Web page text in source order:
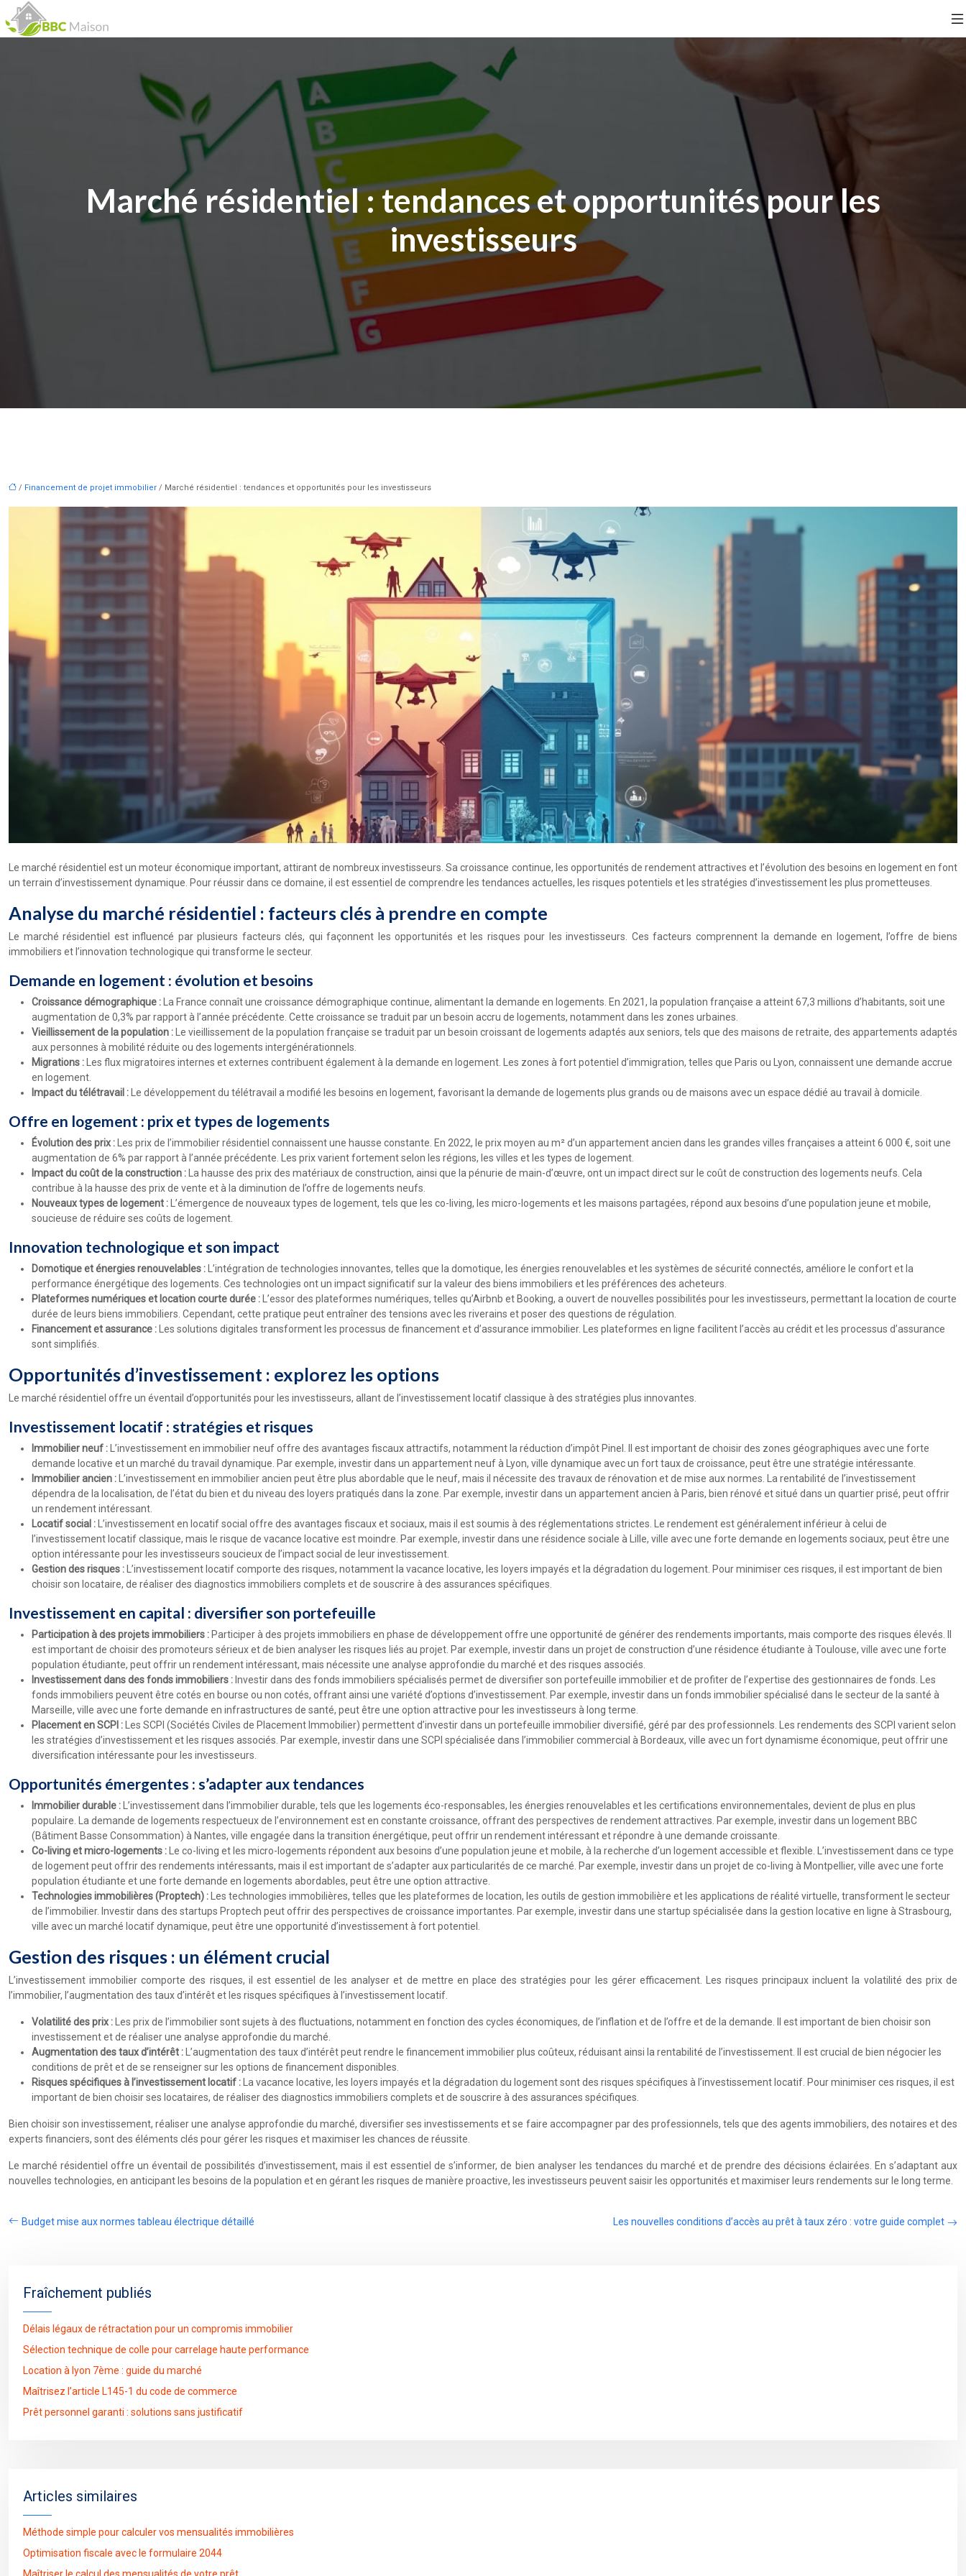
Marché résidentiel : tendances et opportunités pour les
investisseurs
/ Financement de projet immobilier / Marché résidentiel : tendances et opportunités pour les investisseurs
Le marché résidentiel est un moteur économique important, attirant de nombreux investisseurs. Sa croissance continue, les opportunités de rendement attractives et l’évolution des besoins en logement en font
un terrain d’investissement dynamique. Pour réussir dans ce domaine, il est essentiel de comprendre les tendances actuelles, les risques potentiels et les stratégies d’investissement les plus prometteuses.
Analyse du marché résidentiel : facteurs clés à prendre en compte
Le marché résidentiel est influencé par plusieurs facteurs clés, qui façonnent les opportunités et les risques pour les investisseurs. Ces facteurs comprennent la demande en logement, l’offre de biens
immobiliers et l’innovation technologique qui transforme le secteur.
Demande en logement : évolution et besoins
Croissance démographique :La France connaît une croissance démographique continue, alimentant la demande en logements. En 2021, la population française a atteint 67,3 millions d’habitants, soit une
augmentation de 0,3% par rapport à l’année précédente. Cette croissance se traduit par un besoin accru de logements, notamment dans les zones urbaines.
Vieillissement de la population :Le vieillissement de la population française se traduit par un besoin croissant de logements adaptés aux seniors, tels que des maisons de retraite, des appartements adaptés
aux personnes à mobilité réduite ou des logements intergénérationnels.
Migrations :Les flux migratoires internes et externes contribuent également à la demande en logement. Les zones à fort potentiel d’immigration, telles que Paris ou Lyon, connaissent une demande accrue
en logement.
Impact du télétravail :Le développement du télétravail a modifié les besoins en logement, favorisant la demande de logements plus grands ou de maisons avec un espace dédié au travail à domicile.
Offre en logement : prix et types de logements
Évolution des prix :Les prix de l’immobilier résidentiel connaissent une hausse constante. En 2022, le prix moyen au m² d’un appartement ancien dans les grandes villes françaises a atteint 6 000 €, soit une
augmentation de 6% par rapport à l’année précédente. Les prix varient fortement selon les régions, les villes et les types de logement.
Impact du coût de la construction :La hausse des prix des matériaux de construction, ainsi que la pénurie de main-d’œuvre, ont un impact direct sur le coût de construction des logements neufs. Cela
contribue à la hausse des prix de vente et à la diminution de l’offre de logements neufs.
Nouveaux types de logement :L’émergence de nouveaux types de logement, tels que les co-living, les micro-logements et les maisons partagées, répond aux besoins d’une population jeune et mobile,
soucieuse de réduire ses coûts de logement.
Innovation technologique et son impact
Domotique et énergies renouvelables :L’intégration de technologies innovantes, telles que la domotique, les énergies renouvelables et les systèmes de sécurité connectés, améliore le confort et la
performance énergétique des logements. Ces technologies ont un impact significatif sur la valeur des biens immobiliers et les préférences des acheteurs.
Plateformes numériques et location courte durée :L’essor des plateformes numériques, telles qu’Airbnb et Booking, a ouvert de nouvelles possibilités pour les investisseurs, permettant la location de courte
durée de leurs biens immobiliers. Cependant, cette pratique peut entraîner des tensions avec les riverains et poser des questions de régulation.
Financement et assurance :Les solutions digitales transforment les processus de financement et d’assurance immobilier. Les plateformes en ligne facilitent l’accès au crédit et les processus d’assurance
sont simplifiés.
Opportunités d’investissement : explorez les options
Le marché résidentiel offre un éventail d’opportunités pour les investisseurs, allant de l’investissement locatif classique à des stratégies plus innovantes.
Investissement locatif : stratégies et risques
Immobilier neuf :L’investissement en immobilier neuf offre des avantages fiscaux attractifs, notamment la réduction d’impôt Pinel. Il est important de choisir des zones géographiques avec une forte
demande locative et un marché du travail dynamique. Par exemple, investir dans un appartement neuf à Lyon, ville dynamique avec un fort taux de croissance, peut être une stratégie intéressante.
Immobilier ancien :L’investissement en immobilier ancien peut être plus abordable que le neuf, mais il nécessite des travaux de rénovation et de mise aux normes. La rentabilité de l’investissement
dépendra de la localisation, de l’état du bien et du niveau des loyers pratiqués dans la zone. Par exemple, investir dans un appartement ancien à Paris, bien rénové et situé dans un quartier prisé, peut offrir
un rendement intéressant.
Locatif social :L’investissement en locatif social offre des avantages fiscaux et sociaux, mais il est soumis à des réglementations strictes. Le rendement est généralement inférieur à celui de
l’investissement locatif classique, mais le risque de vacance locative est moindre. Par exemple, investir dans une résidence sociale à Lille, ville avec une forte demande en logements sociaux, peut être une
option intéressante pour les investisseurs soucieux de l’impact social de leur investissement.
Gestion des risques :L’investissement locatif comporte des risques, notamment la vacance locative, les loyers impayés et la dégradation du logement. Pour minimiser ces risques, il est important de bien
choisir son locataire, de réaliser des diagnostics immobiliers complets et de souscrire à des assurances spécifiques.
Investissement en capital : diversifier son portefeuille
Participation à des projets immobiliers :Participer à des projets immobiliers en phase de développement offre une opportunité de générer des rendements importants, mais comporte des risques élevés. Il
est important de choisir des promoteurs sérieux et de bien analyser les risques liés au projet. Par exemple, investir dans un projet de construction d’une résidence étudiante à Toulouse, ville avec une forte
population étudiante, peut offrir un rendement intéressant, mais nécessite une analyse approfondie du marché et des risques associés.
Investissement dans des fonds immobiliers :Investir dans des fonds immobiliers spécialisés permet de diversifier son portefeuille immobilier et de profiter de l’expertise des gestionnaires de fonds. Les
fonds immobiliers peuvent être cotés en bourse ou non cotés, offrant ainsi une variété d’options d’investissement. Par exemple, investir dans un fonds immobilier spécialisé dans le secteur de la santé à
Marseille, ville avec une forte demande en infrastructures de santé, peut être une option attractive pour les investisseurs à long terme.
Placement en SCPI :Les SCPI (Sociétés Civiles de Placement Immobilier) permettent d’investir dans un portefeuille immobilier diversifié, géré par des professionnels. Les rendements des SCPI varient selon
les stratégies d’investissement et les risques associés. Par exemple, investir dans une SCPI spécialisée dans l’immobilier commercial à Bordeaux, ville avec un fort dynamisme économique, peut offrir une
diversification intéressante pour les investisseurs.
Opportunités émergentes : s’adapter aux tendances
Immobilier durable :L’investissement dans l’immobilier durable, tels que les logements éco-responsables, les énergies renouvelables et les certifications environnementales, devient de plus en plus
populaire. La demande de logements respectueux de l’environnement est en constante croissance, offrant des perspectives de rendement attractives. Par exemple, investir dans un logement BBC
(Bâtiment Basse Consommation) à Nantes, ville engagée dans la transition énergétique, peut offrir un rendement intéressant et répondre à une demande croissante.
Co-living et micro-logements :Le co-living et les micro-logements répondent aux besoins d’une population jeune et mobile, à la recherche d’un logement accessible et flexible. L’investissement dans ce type
de logement peut offrir des rendements intéressants, mais il est important de s’adapter aux particularités de ce marché. Par exemple, investir dans un projet de co-living à Montpellier, ville avec une forte
population étudiante et une forte demande en logements abordables, peut être une option attractive.
Technologies immobilières (Proptech) :Les technologies immobilières, telles que les plateformes de location, les outils de gestion immobilière et les applications de réalité virtuelle, transforment le secteur
de l’immobilier. Investir dans des startups Proptech peut offrir des perspectives de croissance importantes. Par exemple, investir dans une startup spécialisée dans la gestion locative en ligne à Strasbourg,
ville avec un marché locatif dynamique, peut être une opportunité d’investissement à fort potentiel.
Gestion des risques : un élément crucial
L’investissement immobilier comporte des risques, il est essentiel de les analyser et de mettre en place des stratégies pour les gérer efficacement. Les risques principaux incluent la volatilité des prix de
l’immobilier, l’augmentation des taux d’intérêt et les risques spécifiques à l’investissement locatif.
Volatilité des prix :Les prix de l’immobilier sont sujets à des fluctuations, notamment en fonction des cycles économiques, de l’inflation et de l’offre et de la demande. Il est important de bien choisir son
investissement et de réaliser une analyse approfondie du marché.
Augmentation des taux d’intérêt :L’augmentation des taux d’intérêt peut rendre le financement immobilier plus coûteux, réduisant ainsi la rentabilité de l’investissement. Il est crucial de bien négocier les
conditions de prêt et de se renseigner sur les options de financement disponibles.
Risques spécifiques à l’investissement locatif :La vacance locative, les loyers impayés et la dégradation du logement sont des risques spécifiques à l’investissement locatif. Pour minimiser ces risques, il est
important de bien choisir ses locataires, de réaliser des diagnostics immobiliers complets et de souscrire à des assurances spécifiques.
Bien choisir son investissement, réaliser une analyse approfondie du marché, diversifier ses investissements et se faire accompagner par des professionnels, tels que des agents immobiliers, des notaires et des
experts financiers, sont des éléments clés pour gérer les risques et maximiser les chances de réussite.
Le marché résidentiel offre un éventail de possibilités d’investissement, mais il est essentiel de s’informer, de bien analyser les tendances du marché et de prendre des décisions éclairées. En s’adaptant aux
nouvelles technologies, en anticipant les besoins de la population et en gérant les risques de manière proactive, les investisseurs peuvent saisir les opportunités et maximiser leurs rendements sur le long terme.
Budget mise aux normes tableau électrique détaillé Les nouvelles conditions d’accès au prêt à taux zéro : votre guide complet
Fraîchement publiés
Délais légaux de rétractation pour un compromis immobilier
Sélection technique de colle pour carrelage haute performance
Location à lyon 7ème : guide du marché
Maîtrisez l’article L145-1 du code de commerce
Prêt personnel garanti : solutions sans justificatif
Articles similaires
Méthode simple pour calculer vos mensualités immobilières
Optimisation fiscale avec le formulaire 2044
Maîtriser le calcul des mensualités de votre prêt